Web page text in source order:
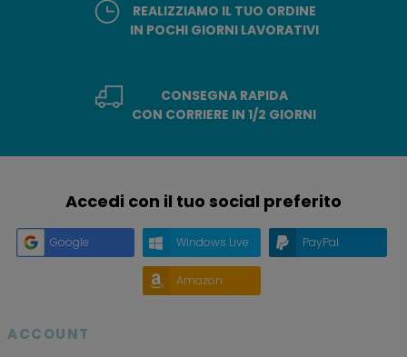
REALIZZIAMO IL TUO ORDINE
IN POCHI GIORNI LAVORATIVI
CONSEGNA RAPIDA
CON CORRIERE IN 1/2 GIORNI
Accedi con il tuo social preferito
Google Windows Live PayPal
Amazon
ACCOUNT